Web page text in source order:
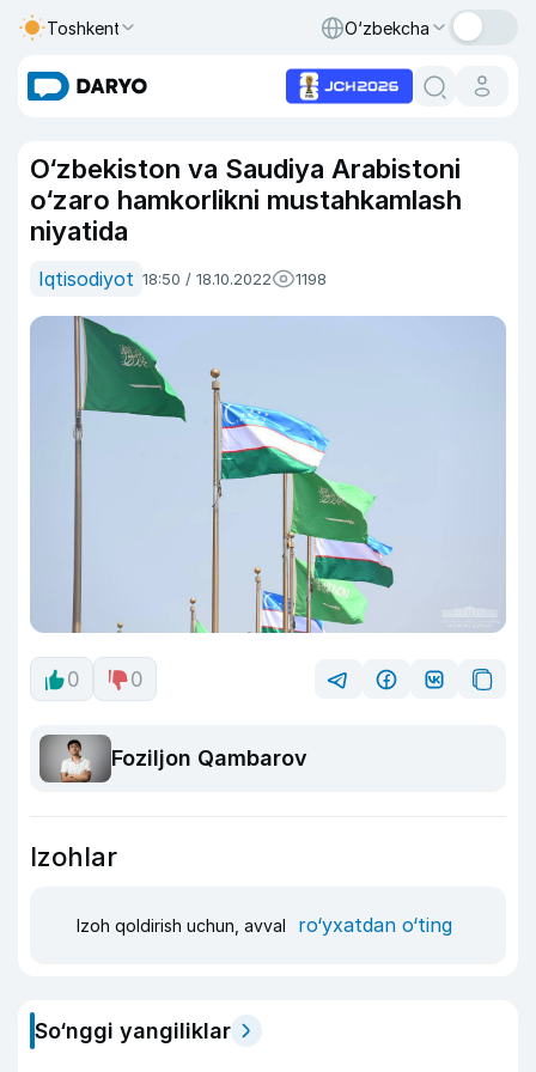
Toshkent O‘zbekcha
O‘zbekiston va Saudiya Arabistoni
o‘zaro hamkorlikni mustahkamlash
niyatida
Iqtisodiyot 18:50 / 18.10.2022 1198
0 0
Foziljon Qambarov
Izohlar
Izoh qoldirish uchun, avval ro‘yxatdan o‘ting
So‘nggi yangiliklar